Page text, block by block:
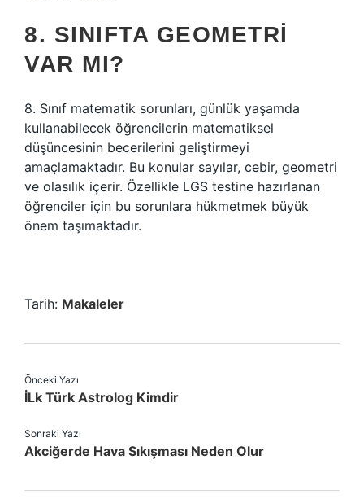
8. SINIFTA GEOMETRI
VAR MI?
8. Sınıf matematik sorunları, günlük yaşamda
kullanabilecek öğrencilerin matematiksel
düşüncesinin becerilerini geliştirmeyi
amaçlamaktadır. Bu konular sayılar, cebir, geometri
ve olasılık içerir. Özellikle LGS testine hazırlanan
öğrenciler için bu sorunlara hükmetmek büyük
önem taşımaktadır.
Tarih: Makaleler
Önceki Yazı
İLk Türk Astrolog Kimdir
Sonraki Yazı
Akciğerde Hava Sıkışması Neden Olur